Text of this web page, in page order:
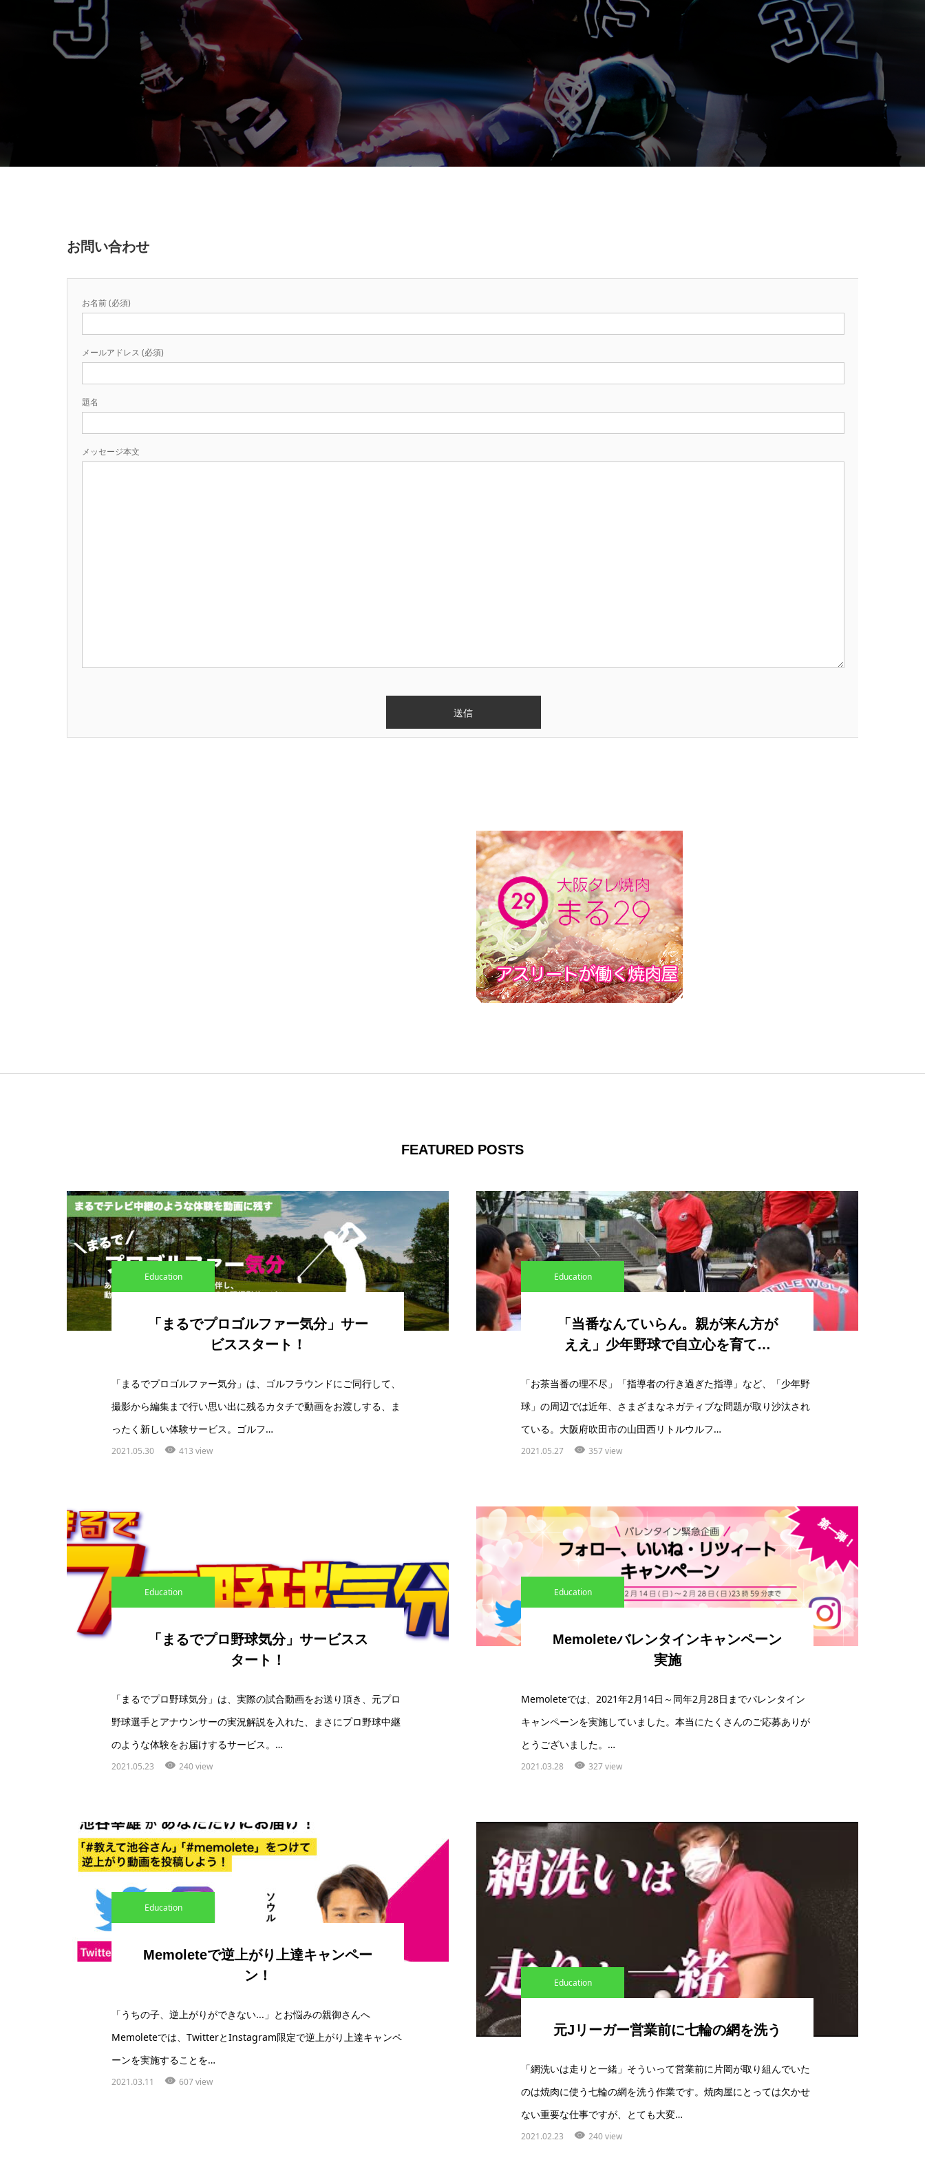
お問い合わせ
お名前 (必須)
メールアドレス (必須)
題名
メッセージ本文
FEATURED POSTS
Education
「まるでプロゴルファー気分」サー
ビススタート！
「まるでプロゴルファー気分」は、ゴルフラウンドにご同行して、
撮影から編集まで行い思い出に残るカタチで動画をお渡しする、ま
ったく新しい体験サービス。ゴルフ…
2021.05.30 413 view
Education
「当番なんていらん。親が来ん方が
ええ」少年野球で自立心を育て…
「お茶当番の理不尽」「指導者の行き過ぎた指導」など、「少年野
球」の周辺では近年、さまざまなネガティブな問題が取り沙汰され
ている。大阪府吹田市の山田西リトルウルフ…
2021.05.27 357 view
Education
「まるでプロ野球気分」サービスス
タート！
「まるでプロ野球気分」は、実際の試合動画をお送り頂き、元プロ
野球選手とアナウンサーの実況解説を入れた、まさにプロ野球中継
のような体験をお届けするサービス。…
2021.05.23 240 view
Education
Memoleteバレンタインキャンペーン
実施
Memoleteでは、2021年2月14日～同年2月28日までバレンタイン
キャンペーンを実施していました。本当にたくさんのご応募ありが
とうございました。…
2021.03.28 327 view
Education
Memoleteで逆上がり上達キャンペー
ン！
「うちの子、逆上がりができない...」とお悩みの親御さんへ
Memoleteでは、TwitterとInstagram限定で逆上がり上達キャンペ
ーンを実施することを…
2021.03.11 607 view
Education
元Jリーガー営業前に七輪の網を洗う
「網洗いは走りと一緒」そういって営業前に片岡が取り組んでいた
のは焼肉に使う七輪の網を洗う作業です。焼肉屋にとっては欠かせ
ない重要な仕事ですが、とても大変…
2021.02.23 240 view